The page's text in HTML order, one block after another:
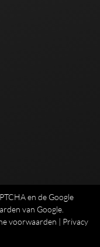
en de Google
van Google.
voorwaarden | Privacy